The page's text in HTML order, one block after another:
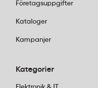
anläggning.
återvinningsstation för
Företagsuppgifter
Kataloger
Kampanjer
Kategorier